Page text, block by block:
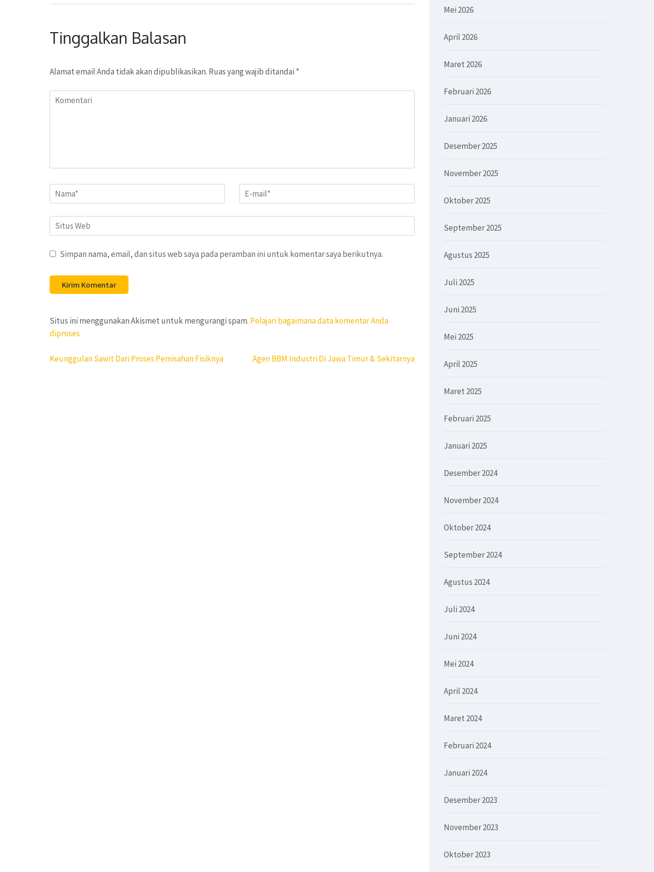
Tinggalkan Balasan
Alamat email Anda tidak akan dipublikasikan. Ruas yang wajib ditandai *
Komentari
Name* Email*
Situs
Web
Simpan nama, email, dan situs web saya pada peramban ini untuk komentar saya berikutnya.
Situs ini menggunakan Akismet untuk mengurangi spam. Pelajari bagaimana data komentar Anda
diproses
Navigasi
Keunggulan Sawit Dari Proses Pemisahan Fisiknya Agen BBM Industri Di Jawa Timur & Sekitarnya
Mei 2026
April 2026
Maret 2026
Februari 2026
Januari 2026
Desember 2025
November 2025
Oktober 2025
September 2025
Agustus 2025
Juli 2025
Juni 2025
Mei 2025
April 2025
Maret 2025
Februari 2025
Januari 2025
Desember 2024
November 2024
Oktober 2024
September 2024
Agustus 2024
Juli 2024
Juni 2024
Mei 2024
April 2024
Maret 2024
Februari 2024
Januari 2024
Desember 2023
November 2023
Oktober 2023